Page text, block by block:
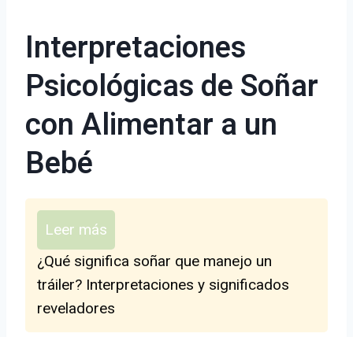
Interpretaciones
Psicológicas de Soñar
con Alimentar a un
Bebé
Leer más
¿Qué significa soñar que manejo un
tráiler? Interpretaciones y significados
reveladores